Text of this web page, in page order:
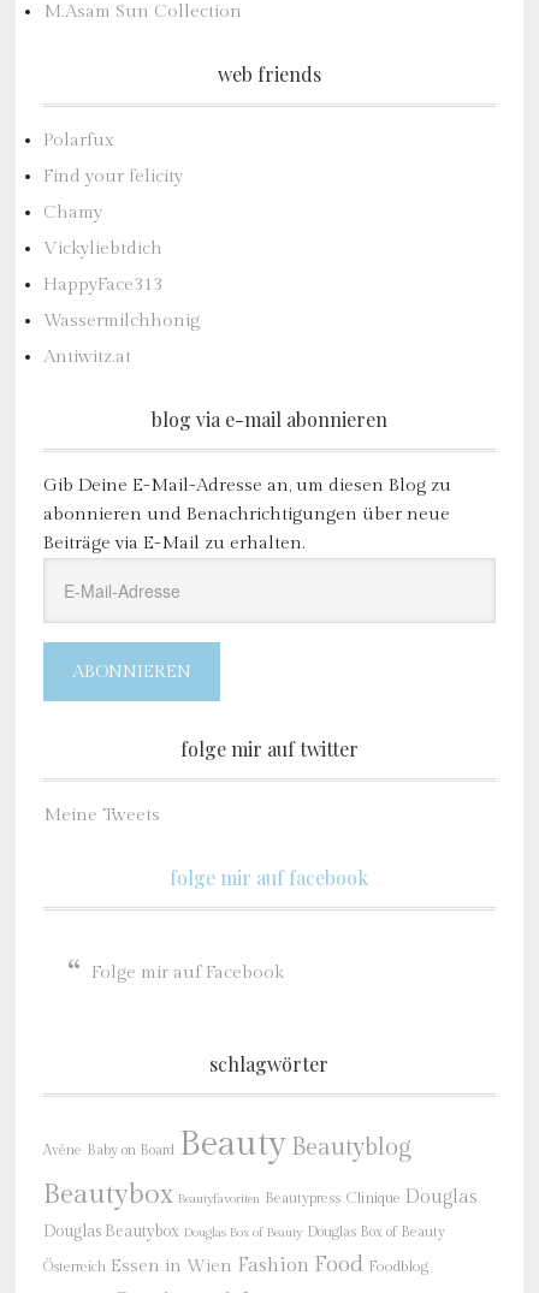
M.Asam Sun Collection
web friends
Polarfux
Find your felicity
Chamy
Vickyliebtdich
HappyFace313
Wassermilchhonig
Antiwitz.at
blog via e-mail abonnieren
Gib Deine E-Mail-Adresse an, um diesen Blog zu
abonnieren und Benachrichtigungen über neue
Beiträge via E-Mail zu erhalten.
Mail-
Adresse
ABONNIEREN
folge mir auf twitter
Meine Tweets
folge mir auf facebook
Folge mir auf Facebook
schlagwörter
Avène Baby on Board Beauty Beautyblog
Beautybox Beautyfavoriten Beautypress Clinique Douglas
Douglas Beautybox Douglas Box of Beauty Douglas Box of Beauty
Österreich Essen in Wien Fashion Food Foodblog